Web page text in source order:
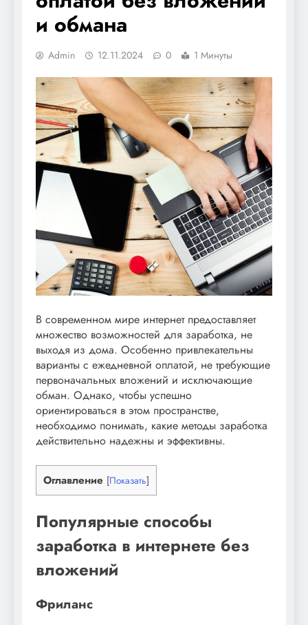
и обмана
Admin 12.11.2024 0 1 Минуты
В современном мире интернет предоставляет
множество возможностей для заработка, не
выходя из дома. Особенно привлекательны
варианты с ежедневной оплатой, не требующие
первоначальных вложений и исключающие
обман. Однако, чтобы успешно
ориентироваться в этом пространстве,
необходимо понимать, какие методы заработка
действительно надежны и эффективны.
Оглавление [Показать]
Популярные способы
заработка в интернете без
вложений
Фриланс